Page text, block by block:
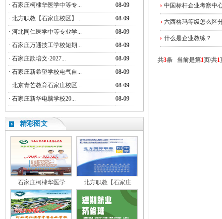
· 石家庄柯棣华医学中等专...
08-09
· 北方职教【石家庄校区】...
08-09
· 河北同仁医学中等专业学...
08-09
· 石家庄万通技工学校短期...
08-09
· 石家庄歆培文·2027...
08-09
· 石家庄新希望学校电气自...
08-09
· 北京青芒教育石家庄校区...
08-09
· 石家庄新华电脑学校20... 08-09
精彩图文
石家庄柯棣华医学 北方职教【石家庄
中国标杆企业考察中
六西格玛等级怎么区
什么是企业教练？
共3条 当前是第1页/共1